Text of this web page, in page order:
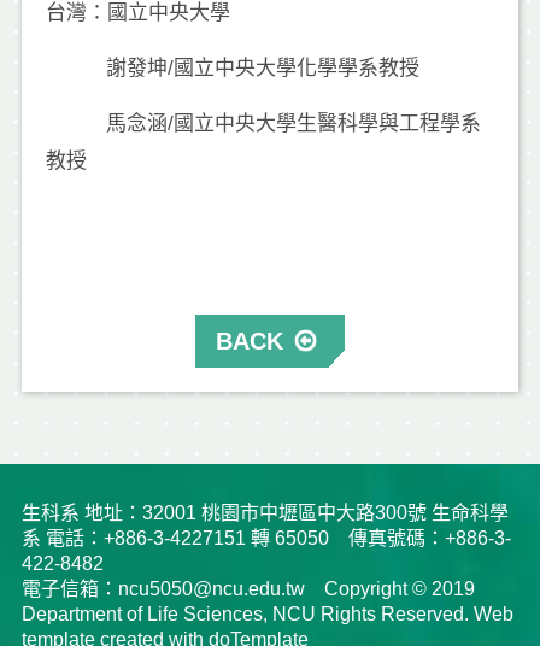
台灣：國立中央大學
謝發坤/國立中央大學化學學系教授
馬念涵/國立中央大學生醫科學與工程學系
教授
BACK
生科系 地址：32001 桃園市中壢區中大路300號 生命科學
系 電話：+886-3-4227151 轉 65050 傳真號碼：+886-3-
422-8482
電子信箱：ncu5050@ncu.edu.tw Copyright © 2019
Department of Life Sciences, NCU Rights Reserved. Web
template created with doTemplate